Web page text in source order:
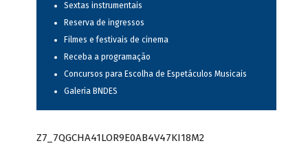
Sextas instrumentais
Reserva de ingressos
Filmes e festivais de cinema
Receba a programação
Concursos para Escolha de Espetáculos Musicais
Galeria BNDES
Z7_7QGCHA41LOR9E0AB4V47KI18M2